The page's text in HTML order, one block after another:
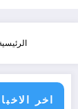
اخر
لنضال الشهيد
جرائم الاحتلال